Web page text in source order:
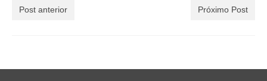
Post anterior Próximo Post